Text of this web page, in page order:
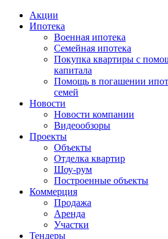
Акции
Ипотека
Военная ипотека
Семейная ипотека
Покупка квартиры с
капитала
Помощь в погашении
семей
Новости
Новости компании
Видеообзоры
Проекты
Объекты
Отделка квартир
Шоу-рум
Построенные объекты
Коммерция
Продажа
Аренда
Участки
Тендеры